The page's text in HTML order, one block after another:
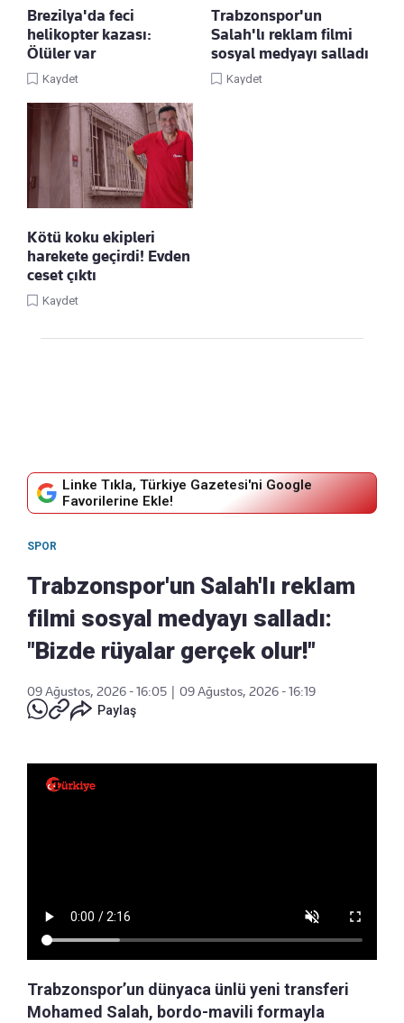
Brezilya'da feci
helikopter kazası:
Ölüler var
Kaydet
Trabzonspor'un
Salah'lı reklam filmi
sosyal medyayı salladı
Kaydet
Kötü koku ekipleri
harekete geçirdi! Evden
ceset çıktı
Kaydet
Linke Tıkla, Türkiye Gazetesi'ni Google
Favorilerine Ekle!
SPOR
Trabzonspor'un Salah'lı reklam
filmi sosyal medyayı salladı:
"Bizde rüyalar gerçek olur!"
09 Ağustos, 2026 - 16:05
09 Ağustos, 2026 - 16:19
Paylaş
Trabzonspor’un dünyaca ünlü yeni transferi
Mohamed Salah, bordo-mavili formayla